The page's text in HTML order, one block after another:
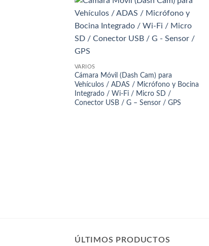
Añadir
a la
lista
VARIOS
Cámara Móvil (Dash Cam) para
Vehículos / ADAS / Micrófono y Bocina
Integrado / Wi-Fi / Micro SD /
Conector USB / G – Sensor / GPS
ÚLTIMOS PRODUCTOS